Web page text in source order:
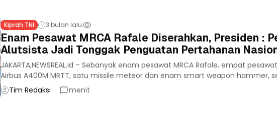
Kiprah TNI 3 bulan lalu
Enam Pesawat MRCA Rafale Diserahkan, Presiden :
Alutsista Jadi Tonggak Penguatan Pertahanan
JAKARTA,NEWSREAL.id – Sebanyak enam pesawat MRCA Rafale, empat
Airbus A400M MRTT, satu missile meteor dan enam smart weapon hammer,
Tim Redaksi
menit